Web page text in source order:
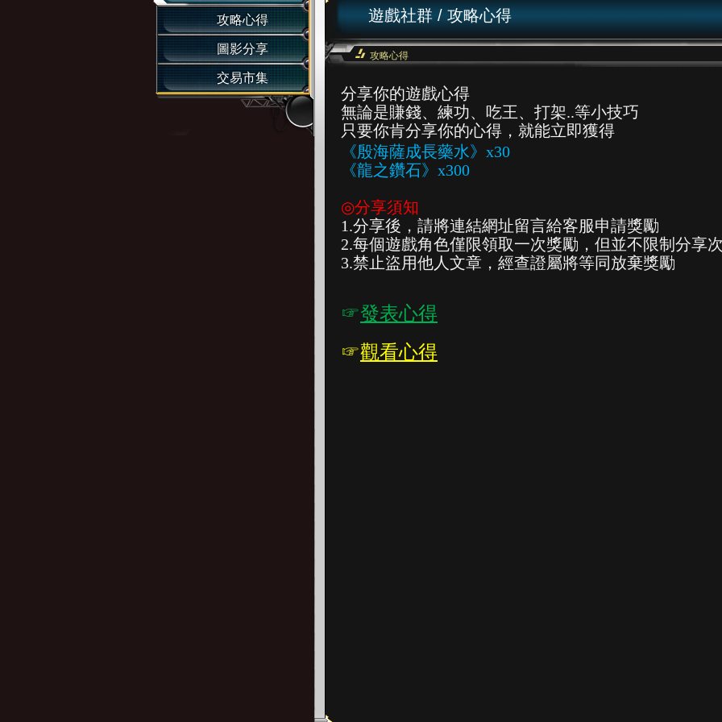
攻略心得
圖影分享
交易市集
遊戲社群 / 攻略心得
攻略心得
分享你的遊戲心得
無論是賺錢、練功、吃王、打架..等小技巧
只要你肯分享你的心得，就能立即獲得
《殷海薩成長藥水》x30
《龍之鑽石》x300
◎分享須知
1.分享後，請將連結網址留言給客服申請獎勵
2.每個遊戲角色僅限領取一次獎勵，但並不限制分享
3.禁止盜用他人文章，經查證屬將等同放棄獎勵
☞發表心得
☞觀看心得